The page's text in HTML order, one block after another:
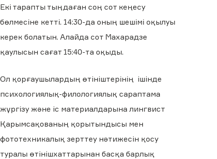
Екі тарапты тыңдаған соң сот кеңесу
бөлмесіне кетті. 14:30-да оның шешімі оқылуы
керек болатын. Алайда сот Махарадзе
қаулысын сағат 15:40-та оқыды.
Ол қорғаушылардың өтініштерінің ішінде
психологиялық-филологиялық сараптама
жүргізу және іс материалдарына лингвист
Қарымсақованың қорытындысы мен
фототехникалық зерттеу нәтижесін қосу
туралы өтінішхаттарынан басқа барлық